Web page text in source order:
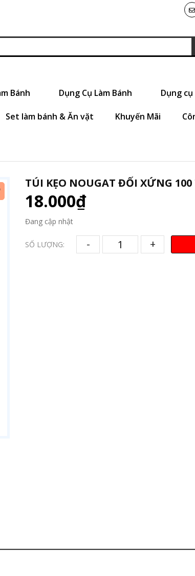
Bánh Dụng Cụ Làm Bánh Dụng
Set làm bánh & Ăn vặt Khuyến Mãi
TÚI KẸO NOUGAT ĐỐI XỨNG 100
18.000₫
Đang cập nhật
SỐ LƯỢNG: - +